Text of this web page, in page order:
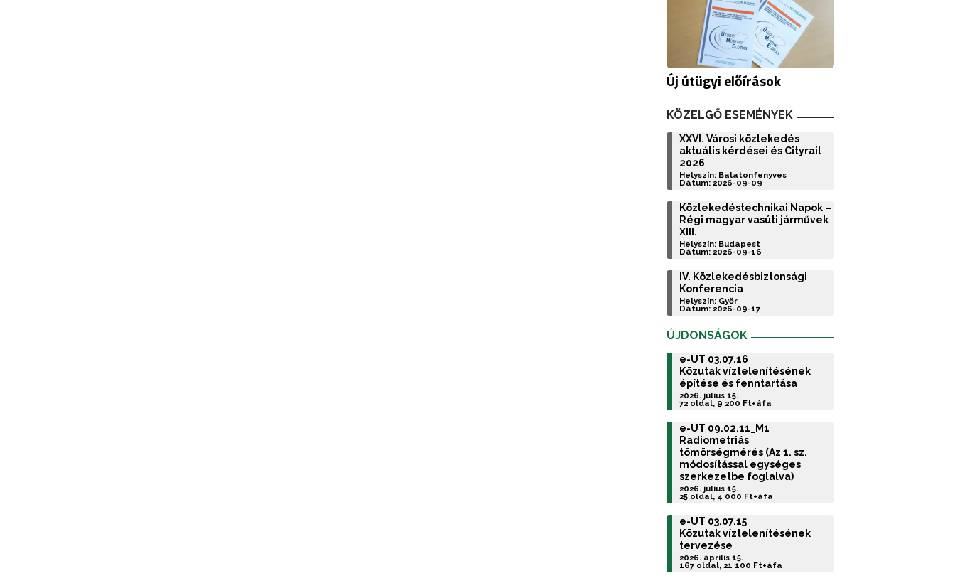
Új útügyi előírások
KÖZELGŐ ESEMÉNYEK
XXVI. Városi közlekedés
aktuális kérdései és Cityrail
2026
Helyszín: Balatonfenyves
Dátum: 2026-09-09
Közlekedéstechnikai Napok –
Régi magyar vasúti járművek
XIII.
Helyszín: Budapest
Dátum: 2026-09-16
IV. Közlekedésbiztonsági
Konferencia
Helyszín: Győr
Dátum: 2026-09-17
ÚJDONSÁGOK
e-UT 03.07.16
Közutak víztelenítésének
építése és fenntartása
2026. július 15.
72 oldal, 9 200 Ft+áfa
e-UT 09.02.11_M1
Radiometriás
tömörségmérés (Az 1. sz.
módosítással egységes
szerkezetbe foglalva)
2026. július 15.
25 oldal, 4 000 Ft+áfa
e-UT 03.07.15
Közutak víztelenítésének
tervezése
2026. április 15.
167 oldal, 21 100 Ft+áfa